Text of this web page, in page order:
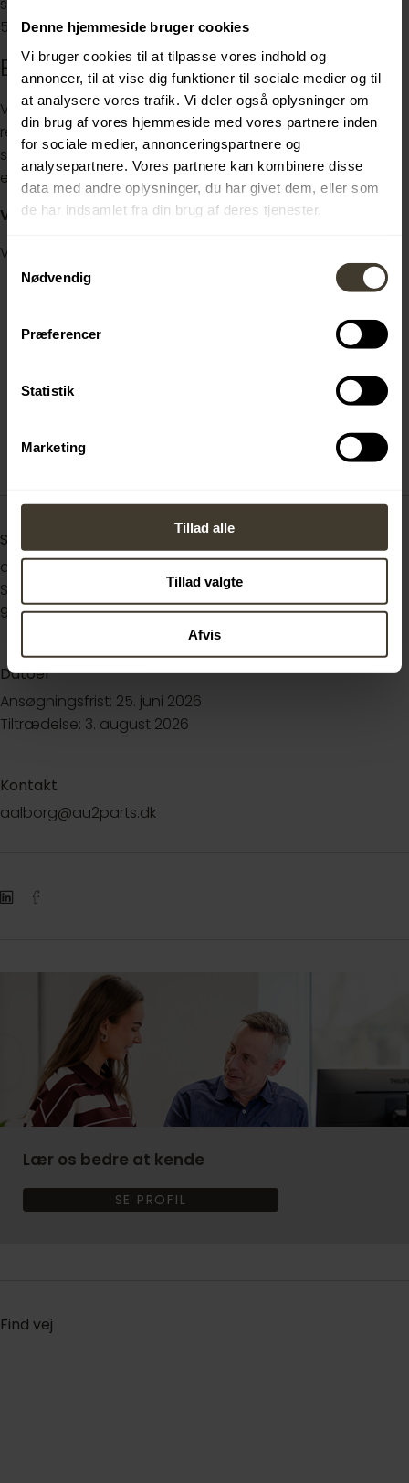
Denne hjemmeside bruger cookies
Vi bruger cookies til at tilpasse vores indhold og
annoncer, til at vise dig funktioner til sociale medier og til
at analysere vores trafik. Vi deler også oplysninger om
din brug af vores hjemmeside med vores partnere inden
for sociale medier, annonceringspartnere og
analysepartnere. Vores partnere kan kombinere disse
data med andre oplysninger, du har givet dem, eller som
de har indsamlet fra din brug af deres tjenester.
Samtykkevalg
Nødvendig
Præferencer
Statistik
Marketing
Tillad alle
Tillad valgte
Afvis
som HHX, EUX, EUD, HG eller STX, HTX, HF suppleret med et
5-ugers EUS-forløb.
Er du vores nye kollega?
Vi inviterer løbende kandidater til samtale og afslutter
rekrutteringen, når vi har fundet de rigtige kandidater, så
søg stillingen hurtigst muligt. Tiltrædelse 3. august 2026
eller efter aftale.
Vi glæder os til at høre fra dig.
Venligst henvis til elevportalen.dk ved ansøgning
Sted
au2parts
Skjernvej 5
9220 Aalborg Øst
Datoer
Ansøgningsfrist: 25. juni 2026
Tiltrædelse: 3. august 2026
Kontakt
aalborg@au2parts.dk
Lær os bedre at kende
SE PROFIL
Find vej